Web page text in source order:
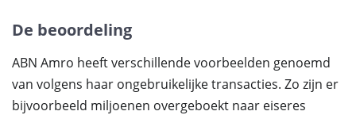
De beoordeling
ABN Amro heeft verschillende voorbeelden genoemd
van volgens haar ongebruikelijke transacties. Zo zijn er
bijvoorbeeld miljoenen overgeboekt naar eiseres